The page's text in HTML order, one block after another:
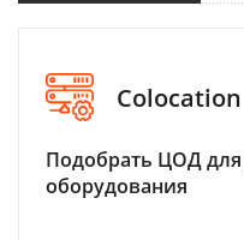
Colocation
Подобрать ЦОД
оборудования